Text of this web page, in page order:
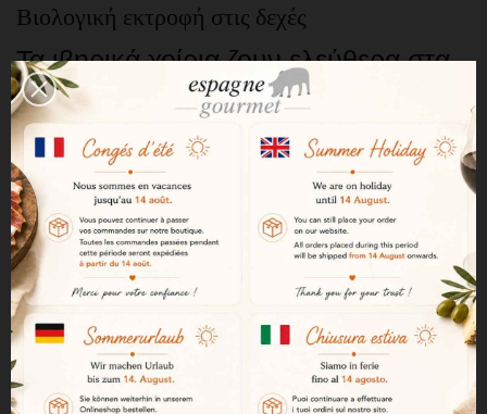
Βιολογική εκτροφή στις δεχές
Τα ιβηρικά χοίρια ζουν ελεύθερα στα
λιβάδια σύμφωνα με τις αρχές της
βιολογικής γεωργίας. Αυτό το
προστατευμένο περιβάλλον εγγυάται
μια εκτροφή που σέβεται την
ευημερία των ζώων και το έδαφος,
συμβάλλοντας άμεσα στην ποιότητα
του κρέατος.
Η montanera και η διατροφή με βελανίδια